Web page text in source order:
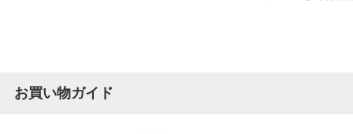
お買い物ガイド